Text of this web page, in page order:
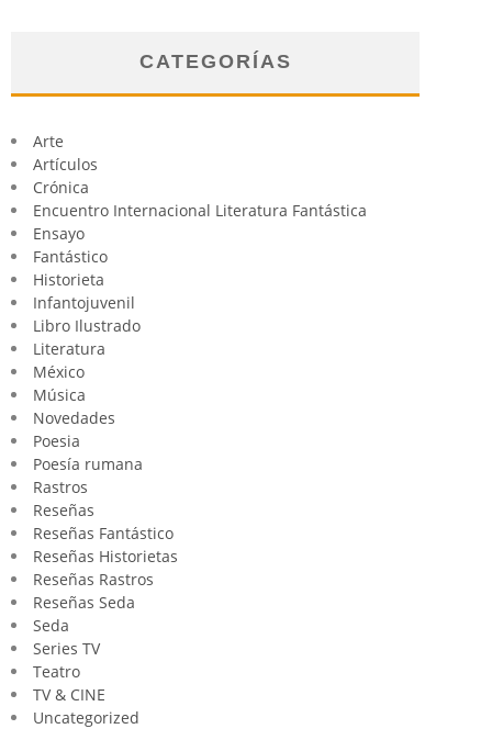
CATEGORÍAS
Arte
Artículos
Crónica
Encuentro Internacional Literatura Fantástica
Ensayo
Fantástico
Historieta
Infantojuvenil
Libro Ilustrado
Literatura
México
Música
Novedades
Poesia
Poesía rumana
Rastros
Reseñas
Reseñas Fantástico
Reseñas Historietas
Reseñas Rastros
Reseñas Seda
Seda
Series TV
Teatro
TV & CINE
Uncategorized